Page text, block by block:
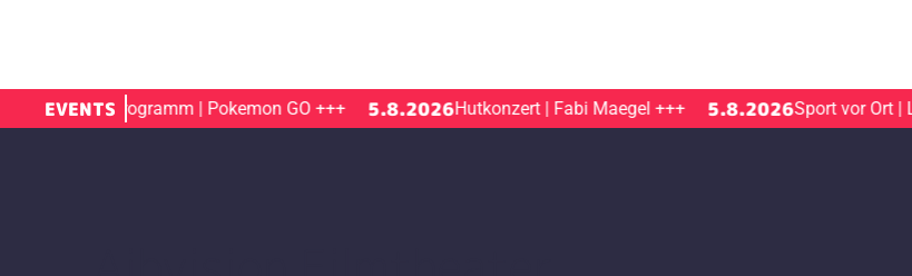
EVENTS
Ferienprogramm | Pokemon GO +++ 5.8.2026Hutkonzert | Fabi Maegel+++ 5.8.2026Sport vor Ort |